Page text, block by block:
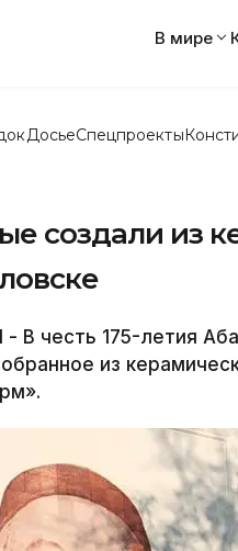
В мире
ДосьеСпецпроекты
создали из
честь 175-летия
из